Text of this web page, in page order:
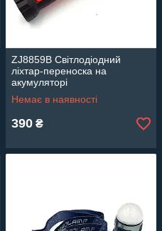
ZJ8859B Світлодіодний
ліхтар-переноска на
акумуляторі
Немає в наявності
390 ₴